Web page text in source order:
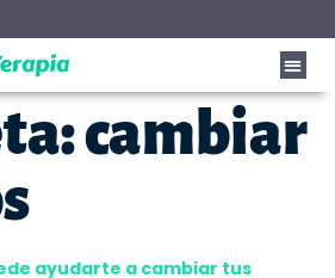
cambiar
ayudarte a cambiar tus